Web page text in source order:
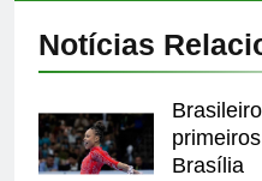
Notícias
Brasília